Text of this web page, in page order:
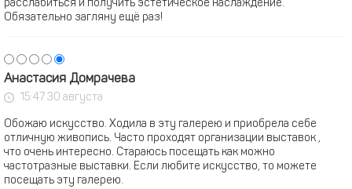
расслабиться и получить эстетическое наслаждение.
Обязательно загляну ещё раз!
Анастасия Домрачева
15:47 30 августа
Обожаю искусство. Ходила в эту галерею и приобрела себе
отличную живопись. Часто проходят организации выставок ,
что очень интересно. Стараюсь посещать как можно
частотразные выставки. Если любите искусство, то можете
посещать эту галерею.